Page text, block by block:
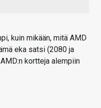
kuin mikään, mitä AMD
eka satsi (2080 ja
kortteja alempiin